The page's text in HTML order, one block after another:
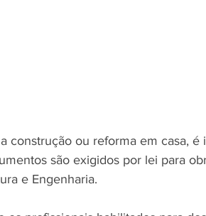
construção ou reforma em casa, é
são exigidos por lei para
e Engenharia.